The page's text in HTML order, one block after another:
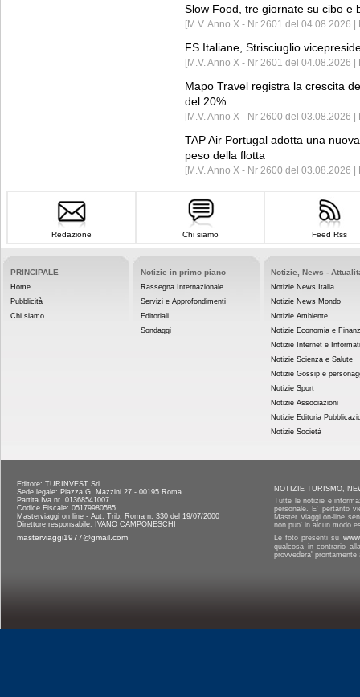
Slow Food, tre giornate su cibo e
[M.V. Anno X - Nr 2601 del 04.08.2026 |
FS Italiane, Strisciuglio
[M.V. Anno X - Nr 2601 del 04.08.2026 |
Mapo Travel registra la crescita
del 20%
[M.V. Anno X - Nr 2600 del 03.08.2026 |
TAP Air Portugal adotta una
peso della flotta
[M.V. Anno X - Nr 2600 del 03.08.2026
Redazione Chi siamo Feed Rss
PRINCIPALE
Home
Pubblicità
Chi siamo
Notizie in primo piano
Rassegna Internazionale
Servizi e Approfondimenti
Editoriali
Sondaggi
Notizie, News -
Notizie News Italia
Notizie News Mondo
Notizie Ambiente
Notizie Economia e
Notizie Internet e
Notizie Scienza e Salute
Notizie Gossip e
Notizie Sport
Notizie Associazioni
Notizie Editoria
Notizie Società
Editore: TURINVEST Srl
Sede legale: Piazza G. Mazzini 27 - 00195 Roma
Partita Iva nr. 01368541007
Codice Fiscale: 05179980585
Masterviaggi on line - Aut. Trib. Roma n. 330 del 19/07/2000
Direttore responsabile: IVANO CAMPONESCHI
masterviaggi1977@gmail.com
NOTIZIE TURISMO,
Tutte le notizie e
personale. E' pertanto
Master Viaggi on-line
non puo' in alcun modo
Le foto presenti su
qualcosa in contrario
provvedera'